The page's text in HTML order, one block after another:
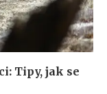
Tipy, jak se